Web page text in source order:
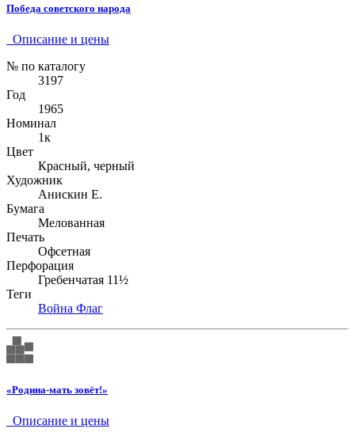
Победа советского народа
Описание и цены
№ по каталогу
3197
Год
1965
Номинал
1к
Цвет
Красный, черный
Художник
Анискин Е.
Бумага
Мелованная
Печать
Офсетная
Перфорация
Гребенчатая 11½
Теги
Война Флаг
«Родина-мать зовёт!»
Описание и цены